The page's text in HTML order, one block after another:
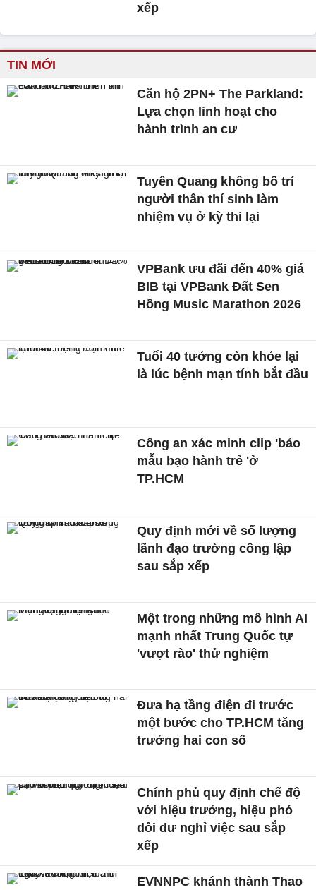
xếp
TIN MỚI
Căn hộ 2PN+ The Parkland:
Lựa chọn linh hoạt cho
hành trình an cư
Tuyên Quang không bố trí
người thân thí sinh làm
nhiệm vụ ở kỳ thi lại
VPBank ưu đãi đến 40% giá
BIB tại VPBank Đất Sen
Hồng Music Marathon 2026
Tuổi 40 tưởng còn khỏe lại
là lúc bệnh mạn tính bắt đầu
Công an xác minh clip 'bảo
mẫu bạo hành trẻ 'ở
TP.HCM
Quy định mới về số lượng
lãnh đạo trường công lập
sau sắp xếp
Một trong những mô hình AI
mạnh nhất Trung Quốc tự
'vượt rào' thử nghiệm
Đưa hạ tầng điện đi trước
một bước cho TP.HCM tăng
trưởng hai con số
Chính phủ quy định chế độ
với hiệu trưởng, hiệu phó
dôi dư nghỉ việc sau sắp
xếp
EVNNPC khánh thành Thao